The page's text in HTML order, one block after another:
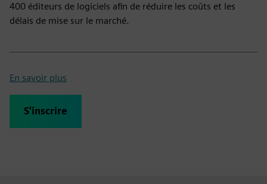
400 éditeurs de logiciels afin de réduire les coûts et les
délais de mise sur le marché.
En savoir plus
S'inscrire